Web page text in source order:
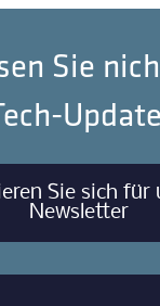
Sie
Sie sich für
Newsletter